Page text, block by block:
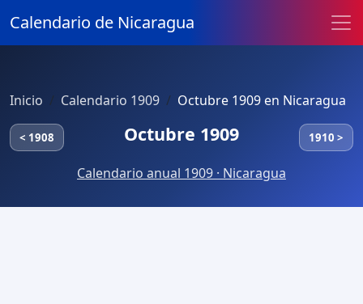
Calendario de Nicaragua
Inicio Calendario 1909 Octubre 1909 en Nicaragua
< 1908 Octubre 1909 1910 >
Calendario anual 1909 · Nicaragua